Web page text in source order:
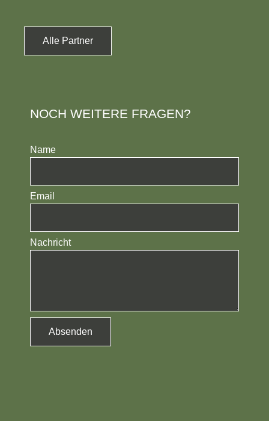
Alle Partner
NOCH WEITERE FRAGEN?
Name
Email
Nachricht
Absenden